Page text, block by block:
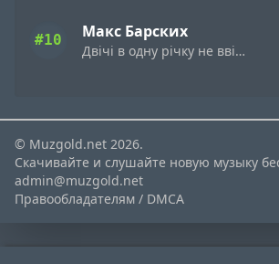
#10 Макс Барских
Двічі в одну річку не ввійдеш
© Muzgold.net 2026.
Скачивайте и слушайте новую музыку
admin@muzgold.net
Правообладателям / DMCA